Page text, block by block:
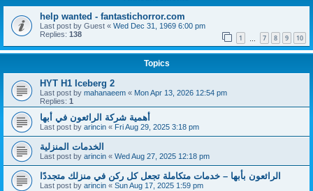
help wanted - fantastichorror.com
Last post by Guest « Wed Dec 31, 1969 6:00 pm
Replies: 138 1 7 8 9 10
Topics
HYT H1 Iceberg 2
Last post by mahanaeem « Mon Apr 13, 2026 12:54 pm
Replies: 1
أهمية شركة الرائعون في أبها
Last post by arincin « Fri Aug 29, 2025 3:18 pm
الخدمات المنزلية
Last post by arincin « Wed Aug 27, 2025 12:18 pm
الرائعون بأبها – خدمات متكاملة تجعل كل ركن في منزلك متجددًا
Last post by arincin « Sun Aug 17, 2025 1:59 pm